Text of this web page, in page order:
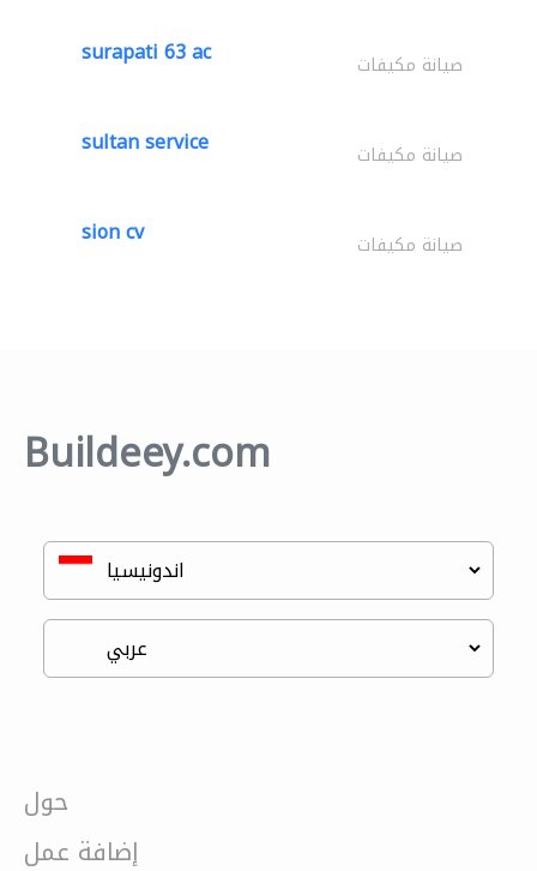
surapati 63 ac صيانة مكيفات
sultan service صيانة مكيفات
sion cv صيانة مكيفات
Buildeey.com
حول
إضافة عمل